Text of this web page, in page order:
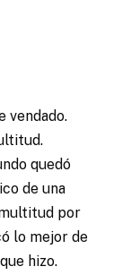
vendado.
quedó
de una
por
lo mejor de
hizo.